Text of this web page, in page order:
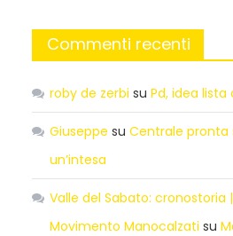
Commenti recenti
roby de zerbi suPd, idea lista
Giuseppe suCentrale pronta
un’intesa
Valle del Sabato: cronostoria
Movimento Manocalzati su